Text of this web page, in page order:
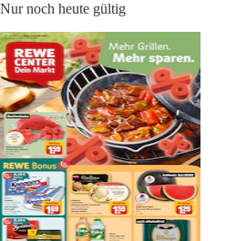
Nur noch heute gültig